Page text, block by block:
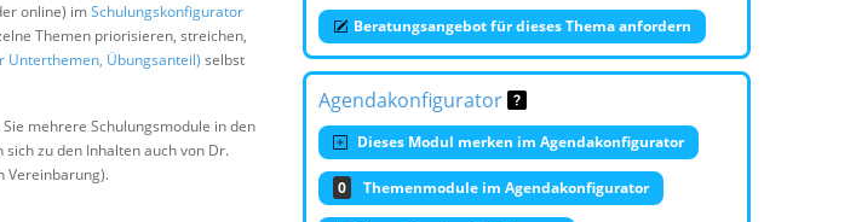
online) imSchulungskonfigurator
Themen priorisieren, streichen,
Unterthemen, Übungsanteil) selbst
mehrere Schulungsmodule in den
sich zu den Inhalten auch von Dr.
Vereinbarung).
Beratungsangebot für dieses Thema anfordern
Agendakonfigurator
Dieses Modul merken im Agendakonfigurator
0 Themenmodule im Agendakonfigurator